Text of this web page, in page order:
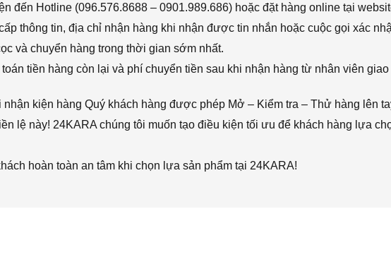
đến Hotline (096.576.8688 – 0901.989.686) hoặc đặt hàng online tại
thông tin, địa chỉ nhận hàng khi nhận được tin nhắn hoặc cuộc gọi xác
và chuyển hàng trong thời gian sớm nhất.
tiền hàng còn lại và phí chuyển tiền sau khi nhận hàng từ nhân viên giao
kiện hàng Quý khách hàng được phép Mở – Kiểm tra – Thử hàng lên
lệ này! 24KARA chúng tôi muốn tạo điều kiện tối ưu để khách hàng lựa
hoàn toàn an tâm khi chọn lựa sản phẩm tại 24KARA!